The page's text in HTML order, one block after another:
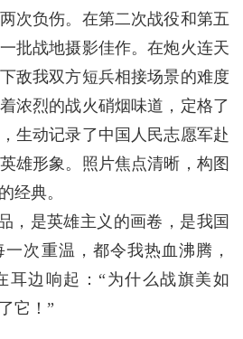
次负伤。在第二次战役和第五
批战地摄影佳作。在炮火连天
敌我双方短兵相接场景的难度
浓烈的战火硝烟味道，定格了
生动记录了中国人民志愿军赴
雄形象。照片焦点清晰，构图
经典。
，是英雄主义的画卷，是我国
次重温，都令我热血沸腾，
耳边响起：“为什么战旗美如
它！”